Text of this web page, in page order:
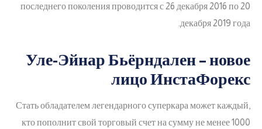
последнего поколения проводится с 26 декабря 2016 по 20
декабря 2019 года.
Уле-Эйнар Бьёрндален – новое
лицо ИнстаФорекс
Стать обладателем легендарного суперкара может каждый,
кто пополнит свой торговый счет на сумму не менее 1000